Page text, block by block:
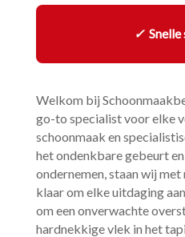
✓Snelle
Welkom bij
go-to specialist voor elke
schoonmaak en
het ondenkbare gebeurt
ondernemen, staan wij
klaar om elke uitdaging
om een onverwachte
hardnekkige vlek in het